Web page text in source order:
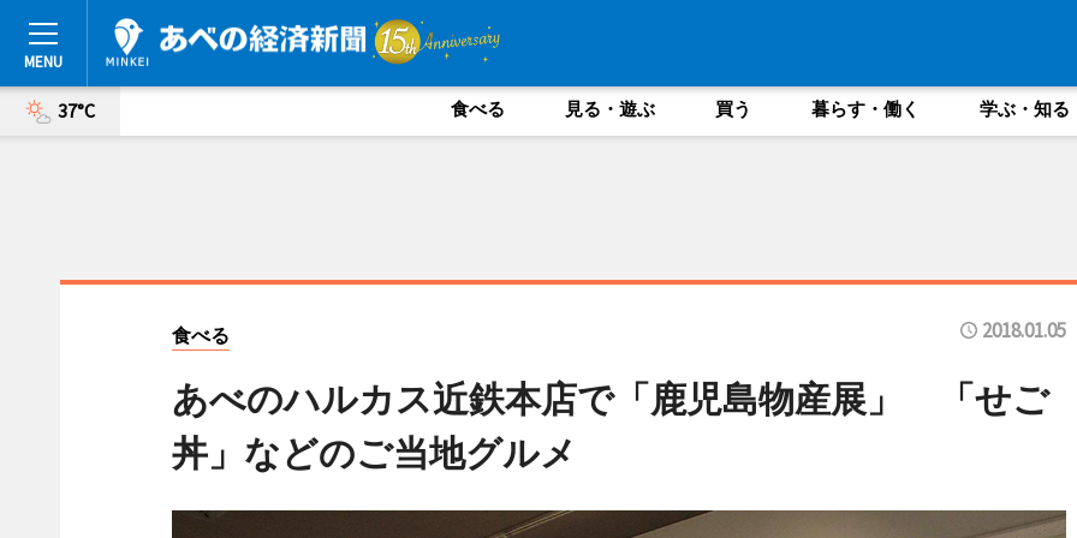
37°C 食べる 見る・遊ぶ 買う 暮らす・働く 学ぶ・知る
食べる 2018.01.05
あべのハルカス近鉄本店で「鹿児島物産展」 「せご
丼」などのご当地グルメ